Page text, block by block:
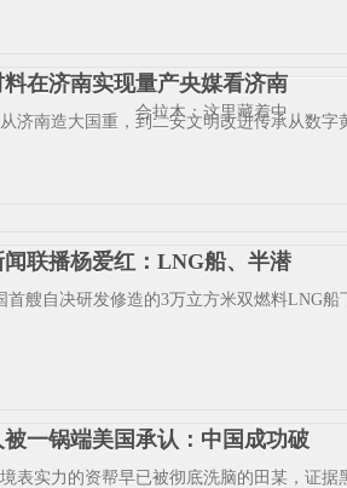
合拉木：这里藏着中
在济南实现量产央媒看济南
济南造大国重，到二安文明改进传承从数
联播杨爱红：LNG船、半潜
首艘自决研发修造的3万立方米双燃料LNG
一锅端美国承认：中国成功破
表实力的资帮早已被彻底洗脑的田某，证据